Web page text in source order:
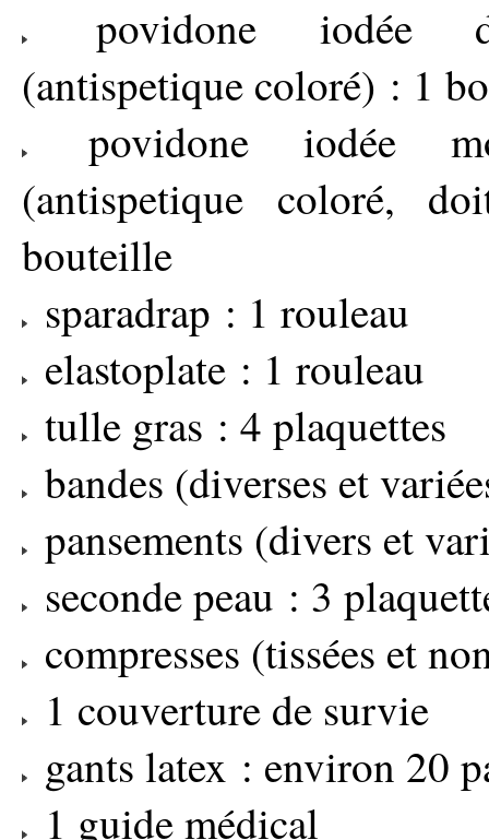
povidone iodée
(antispetique coloré) : 1
povidone iodée
(antispetique coloré,
bouteille
sparadrap : 1 rouleau
elastoplate : 1 rouleau
tulle gras : 4 plaquettes
bandes (diverses et
pansements (divers et
seconde peau : 3
compresses (tissées et
1 couverture de survie
gants latex : environ 20
1 guide médical